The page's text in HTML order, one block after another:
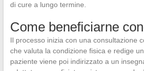
di cure a lungo termine.
Come beneficiarne
Il processo inizia con una consultazione
che valuta la condizione fisica e redige
paziente viene poi indirizzato a un